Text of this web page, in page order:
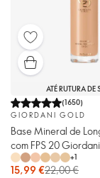
ATÉ RUTURA DE
(1650)
GIORDANI GOLD
Base Mineral de
com FPS 20
+1
15,99 €22,00 €